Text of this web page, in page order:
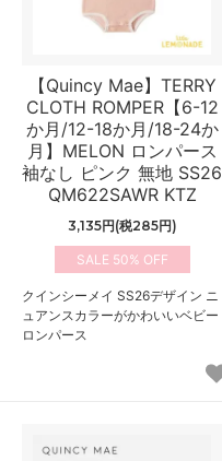
【Quincy Mae】TERRY
CLOTH ROMPER【6-12
か月/12-18か月/18-24か
月】MELON ロンパース
袖なし ピンク 無地 SS26
QM622SAWR KTZ
3,135円(税285円)
50%
クインシーメイ SS26デザイン ニ
ュアンスカラーがかわいいベビー
ロンパース